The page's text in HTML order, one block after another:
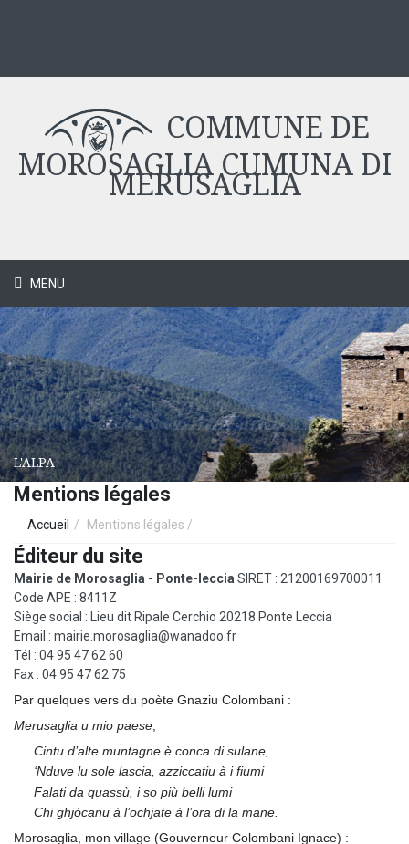
COMMUNE DE
MOROSAGLIA CUMUNA DI
MERUSAGLIA
MENU
L'ALPA
Mentions légales
Accueil Mentions légales
Éditeur du site
Mairie de Morosaglia - Ponte-leccia SIRET : 21200169700011
Code APE : 8411Z
Siège social : Lieu dit Ripale Cerchio 20218 Ponte Leccia
Email : mairie.morosaglia@wanadoo.fr
Tél : 04 95 47 62 60
Fax : 04 95 47 62 75
Par quelques vers du poète Gnaziu Colombani :
Merusaglia u mio paese
Cintu d’alte muntagne è conca di sulane,
‘Nduve lu sole lascia, azziccatiu à i fiumi
Falati da quassù, i so più belli lumi
Chi ghjòcanu à l’ochjate à l’ora di la mane.
Morosaglia, mon village (Gouverneur Colombani Ignace) :